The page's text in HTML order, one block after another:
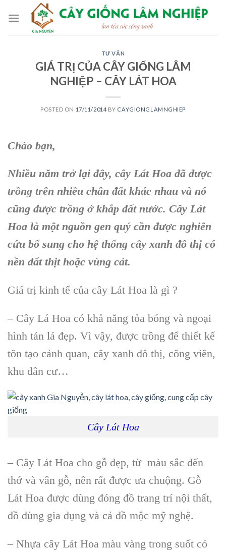
TƯ VẤN
GIÁ TRỊ CỦA CÂY GIỐNG LÂM
NGHIỆP – CÂY LÁT HOA
POSTED ON 17/11/2014 BY CAYGIONGLAMNGHIEP
Chào bạn,
Nhiều năm trở lại đây, cây Lát Hoa đã được
trồng trên nhiều chân đất khác nhau và nó
cũng được trồng ở khắp đất nước. Cây Lát
Hoa là một nguồn gen quý cần được nghiên
cứu bổ sung cho hệ thống cây xanh đô thị có
nền đất thịt hoặc vùng cát.
Giá trị kinh tế của cây Lát Hoa là gì ?
– Cây Lá Hoa có khả năng tỏa bóng và ngoại
hình tán lá đẹp. Vì vậy, được trồng để thiết kế
tôn tạo cảnh quan, cây xanh đô thị, công viên,
khu dân cư…
Cây Lát Hoa
– Cây Lát Hoa cho gỗ đẹp, từ màu sắc đến
thớ và vân gỗ, nên rất được ưa chuộng. Gỗ
Lát Hoa được dùng đóng đồ trang trí nội thất,
đồ dùng gia dụng và cả đồ mộc mỹ nghệ.
– Nhựa cây Lát Hoa màu vàng trong suốt có